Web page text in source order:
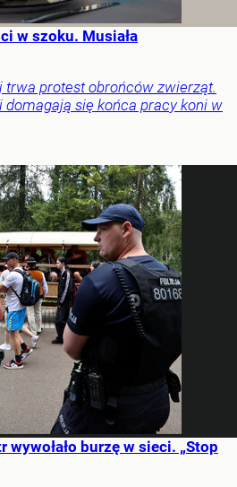
w szoku. Musiała
trwa protest obrońców zwierząt.
się końca pracy koni w
burzę w sieci. „Stop